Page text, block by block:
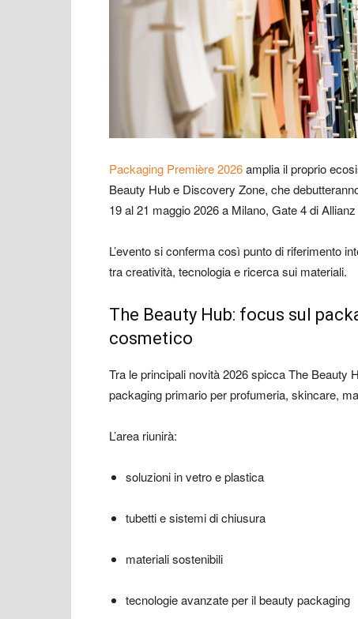
Packaging Première 2026amplia il proprio
Beauty Hub e Discovery Zone, che
19 al 21 maggio 2026 a Milano, Gate 4 di
L’evento si conferma così punto di riferimento
tra creatività, tecnologia e ricerca sui materiali.
The Beauty Hub: focus sul
cosmetico
Tra le principali novità 2026 spicca The Beauty
packaging primario per profumeria, skincare,
L’area riunirà:
soluzioni in vetro e plastica
tubetti e sistemi di chiusura
materiali sostenibili
tecnologie avanzate per il beauty packaging